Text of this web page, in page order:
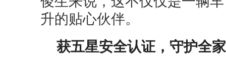
升的贴心伙伴。
获五星安全认证，守护全